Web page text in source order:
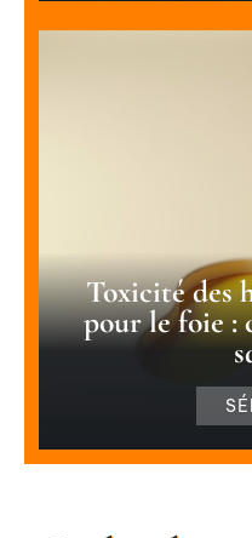
Toxicité des
pour le foie :